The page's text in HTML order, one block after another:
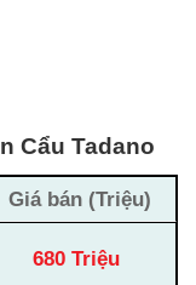
Cẩu Tadano
Giá bán (Triệu)
680 Triệu